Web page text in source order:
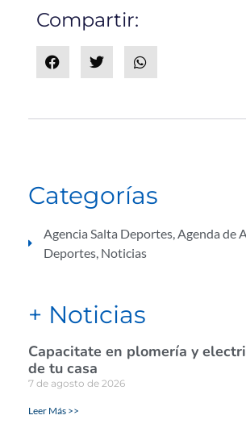
Compartir:
Categorías
Agencia Salta Deportes,Agenda de
Deportes, Noticias
+ Noticias
Capacitate en plomería y
de tu casa
7 de agosto de 2026
Leer Más >>